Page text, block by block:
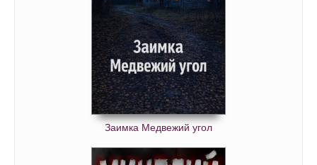
Заимка Медвежий угол